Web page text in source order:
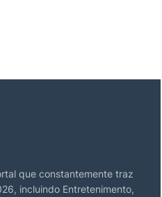
que constantemente traz
incluindo Entretenimento,